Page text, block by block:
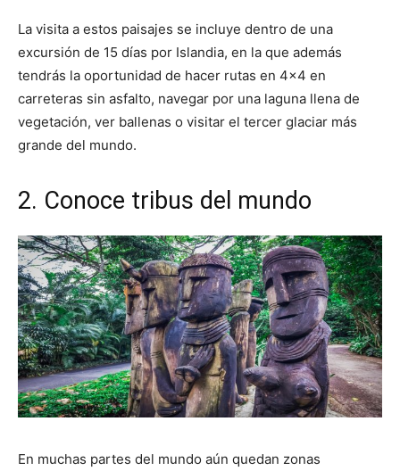
La visita a estos paisajes se incluye dentro de una
excursión de 15 días por Islandia, en la que además
tendrás la oportunidad de hacer rutas en 4×4 en
carreteras sin asfalto, navegar por una laguna llena de
vegetación, ver ballenas o visitar el tercer glaciar más
grande del mundo.
2. Conoce tribus del mundo
En muchas partes del mundo aún quedan zonas